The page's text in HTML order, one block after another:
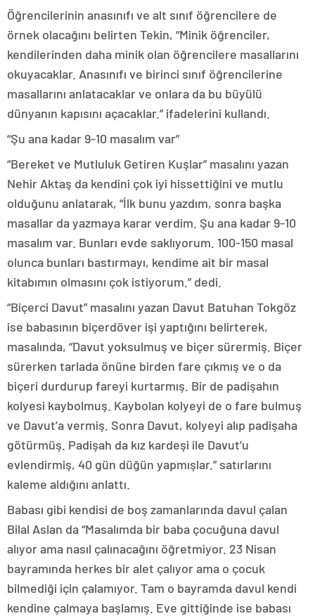
Öğrencilerinin anasınıfı ve alt sınıf öğrencilere de
örnek olacağını belirten Tekin, “Minik öğrenciler,
kendilerinden daha minik olan öğrencilere masallarını
okuyacaklar. Anasınıfı ve birinci sınıf öğrencilerine
masallarını anlatacaklar ve onlara da bu büyülü
dünyanın kapısını açacaklar.” ifadelerini kullandı.
“Şu ana kadar 9-10 masalım var”
“Bereket ve Mutluluk Getiren Kuşlar” masalını yazan
Nehir Aktaş da kendini çok iyi hissettiğini ve mutlu
olduğunu anlatarak, “İlk bunu yazdım, sonra başka
masallar da yazmaya karar verdim. Şu ana kadar 9-10
masalım var. Bunları evde saklıyorum. 100-150 masal
olunca bunları bastırmayı, kendime ait bir masal
kitabımın olmasını çok istiyorum.” dedi.
“Biçerci Davut” masalını yazan Davut Batuhan Tokgöz
ise babasının biçerdöver işi yaptığını belirterek,
masalında, “Davut yoksulmuş ve biçer sürermiş. Biçer
sürerken tarlada önüne birden fare çıkmış ve o da
biçeri durdurup fareyi kurtarmış. Bir de padişahın
kolyesi kaybolmuş. Kaybolan kolyeyi de o fare bulmuş
ve Davut’a vermiş. Sonra Davut, kolyeyi alıp padişaha
götürmüş. Padişah da kız kardeşi ile Davut’u
evlendirmiş, 40 gün düğün yapmışlar.” satırlarını
kaleme aldığını anlattı.
Babası gibi kendisi de boş zamanlarında davul çalan
Bilal Aslan da “Masalımda bir baba çocuğuna davul
alıyor ama nasıl çalınacağını öğretmiyor. 23 Nisan
bayramında herkes bir alet çalıyor ama o çocuk
bilmediği için çalamıyor. Tam o bayramda davul kendi
kendine çalmaya başlamış. Eve gittiğinde ise babası